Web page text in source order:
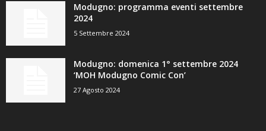
Modugno: programma eventi settembre
2024
5 Settembre 2024
Modugno: domenica 1° settembre 2024
‘MOH Modugno Comic Con’
27 Agosto 2024